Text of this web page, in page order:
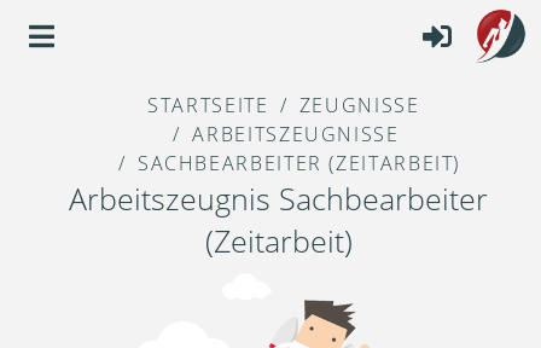
STARTSEITE
ZEUGNISSE
ARBEITSZEUGNISSE
SACHBEARBEITER (ZEITARBEIT)
Arbeitszeugnis Sachbearbeiter
(Zeitarbeit)